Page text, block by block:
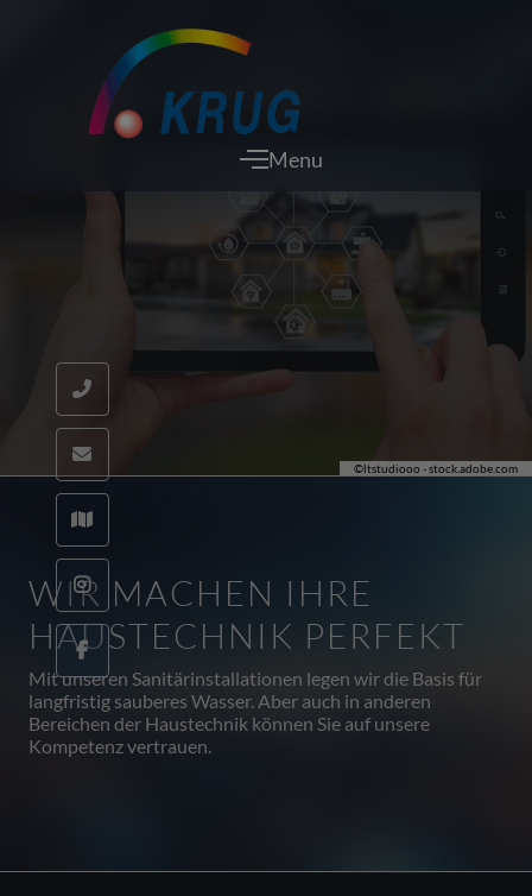
Menu
©ltstudiooo - stock.adobe.com
WIR MACHEN IHRE
HAUSTECHNIK PERFEKT
Mit unseren Sanitärinstallationen legen wir die Basis für
langfristig sauberes Wasser. Aber auch in anderen
Bereichen der Haustechnik können Sie auf unsere
Kompetenz vertrauen.